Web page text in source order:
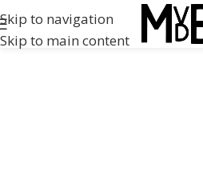
Skip to navigation
Skip to main content